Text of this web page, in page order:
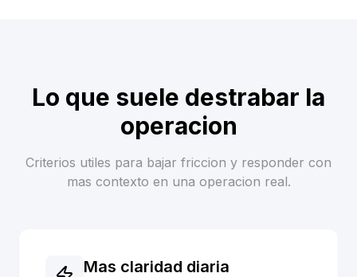
Lo que suele destrabar la
operacion
Criterios utiles para bajar friccion y responder con
mas contexto en una operacion real.
Mas claridad diaria